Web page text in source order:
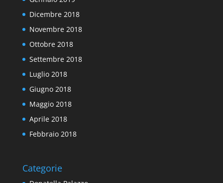
Dicembre 2018
Novembre 2018
Ottobre 2018
Settembre 2018
Luglio 2018
Giugno 2018
Maggio 2018
Aprile 2018
Febbraio 2018
Categorie